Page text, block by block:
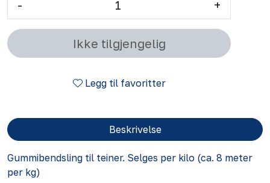
- +
Ikke tilgjengelig
Legg til favoritter
Beskrivelse
Gummibendsling til teiner. Selges per kilo (ca. 8 meter
per kg)